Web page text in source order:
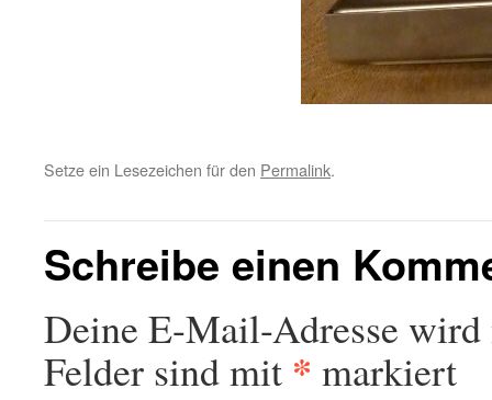
Setze ein Lesezeichen für den Permalink.
Schreibe einen
Deine E-Mail-Adresse
Felder sind mit * markiert